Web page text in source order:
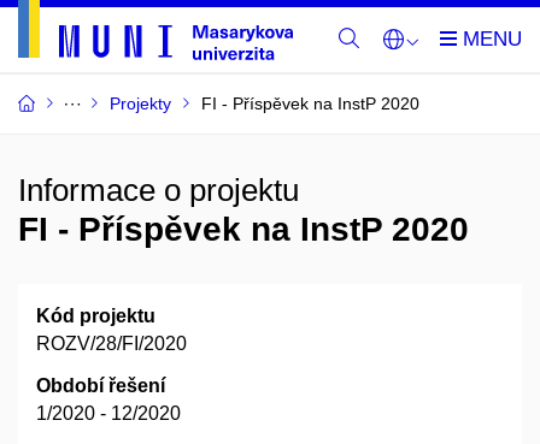
Projekty FI - Příspěvek na InstP 2020
Informace o projektu
FI - Příspěvek na InstP 2020
Kód projektu
ROZV/28/FI/2020
Období řešení
1/2020 - 12/2020